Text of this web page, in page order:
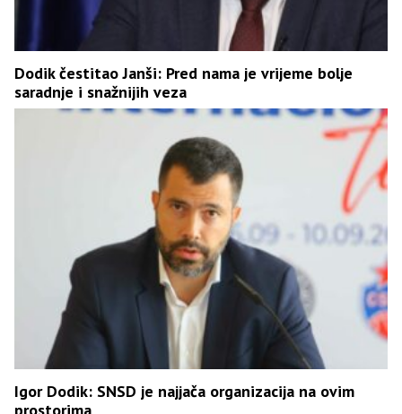
Dodik čestitao Janši: Pred nama je vrijeme bolje
saradnje i snažnijih veza
Igor Dodik: SNSD je najjača organizacija na ovim